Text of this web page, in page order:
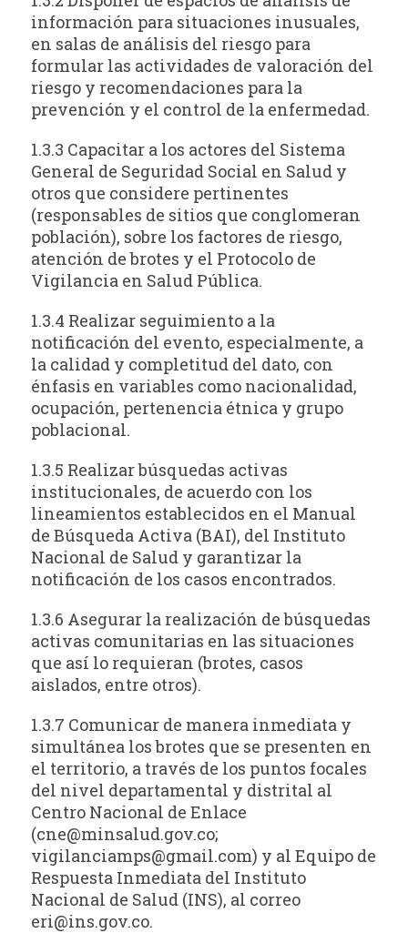
información para situaciones inusuales,
en salas de análisis del riesgo para
formular las actividades de valoración del
riesgo y recomendaciones para la
prevención y el control de la enfermedad.
1.3.3 Capacitar a los actores del Sistema
General de Seguridad Social en Salud y
otros que considere pertinentes
(responsables de sitios que conglomeran
población), sobre los factores de riesgo,
atención de brotes y el Protocolo de
Vigilancia en Salud Pública.
1.3.4 Realizar seguimiento a la
notificación del evento, especialmente, a
la calidad y completitud del dato, con
énfasis en variables como nacionalidad,
ocupación, pertenencia étnica y grupo
poblacional.
1.3.5 Realizar búsquedas activas
institucionales, de acuerdo con los
lineamientos establecidos en el Manual
de Búsqueda Activa (BAI), del Instituto
Nacional de Salud y garantizar la
notificación de los casos encontrados.
1.3.6 Asegurar la realización de búsquedas
activas comunitarias en las situaciones
que así lo requieran (brotes, casos
aislados, entre otros).
1.3.7 Comunicar de manera inmediata y
simultánea los brotes que se presenten en
el territorio, a través de los puntos focales
del nivel departamental y distrital al
Centro Nacional de Enlace
(cne@minsalud.gov.co;
vigilanciamps@gmail.com) y al Equipo de
Respuesta Inmediata del Instituto
Nacional de Salud (INS), al correo
eri@ins.gov.co.